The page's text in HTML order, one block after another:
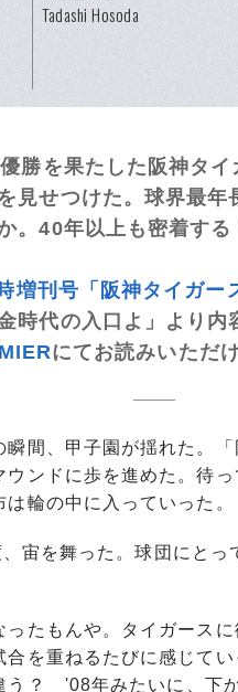
Tadashi Hosoda
勝を果たした阪神タイ
見せつけた。球界最
。40年以上も密着す
増刊号「阪神タイガー
時代の入口よ」より内
にてお読みいただけ
間、甲子園が揺れた。
ンドに歩を進めた。待
輪の中に入っていった。
宙を舞った。球団にとっ
ったもんや。タイガース
を重ねるたびに感じて
う？ '08年みたいに、下